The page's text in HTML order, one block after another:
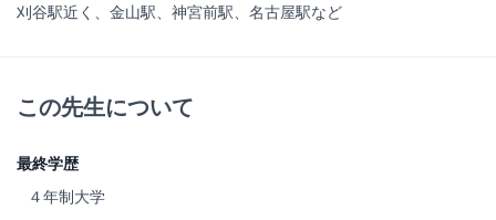
刈谷駅近く、金山駅、神宮前駅、名古屋駅など
この先生について
最終学歴
４年制大学